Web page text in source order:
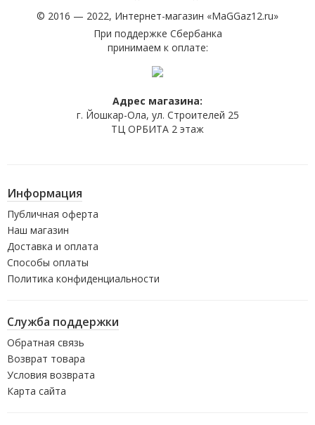
© 2016 — 2022, Интернет-магазин «MaGGaz12.ru»
При поддержке Сбербанка
принимаем к оплате:
Адрес магазина:
г. Йошкар-Ола, ул. Строителей 25
ТЦ ОРБИТА 2 этаж
Информация
Публичная оферта
Наш магазин
Доставка и оплата
Способы оплаты
Политика конфиденциальности
Служба поддержки
Обратная связь
Возврат товара
Условия возврата
Карта сайта